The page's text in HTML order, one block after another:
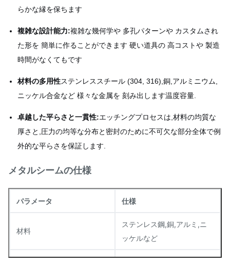
らかな縁を保ちます
複雑な設計能力:複雑な幾何学や 多孔パターンや カスタムされ
た形を 簡単に作ることができます 硬い道具の 高コストや 製造
時間がなくてもです
材料の多用性ステンレススチール (304, 316),銅,アルミニウム,
ニッケル合金など 様々な金属を 刻み出します温度容量.
卓越した平らさと一貫性:エッチングプロセスは,材料の均質な
厚さと,圧力の均等な分布と密封のために不可欠な部分全体で例
外的な平らさを保証します.
メタルシームの仕様
パラメータ 仕様
材料
ステンレス鋼,銅,アルミ,ニ
ッケルなど